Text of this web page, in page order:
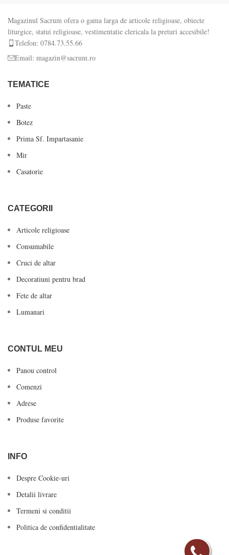
Magazinul Sacrum ofera o gama larga de articole religioase, obiecte
liturgice, statui religioase, vestimentatie clericala la preturi accesibile!
Telefon: 0784.73.55.66
Email: magazin@sacrum.ro
TEMATICE
Paste
Botez
Prima Sf. Impartasanie
Mir
Casatorie
CATEGORII
Articole religioase
Consumabile
Cruci de altar
Decoratiuni pentru brad
Fete de altar
Lumanari
CONTUL MEU
Panou control
Comenzi
Adrese
Produse favorite
INFO
Despre Cookie-uri
Detalii livrare
Termeni si conditii
Politica de confidentialitate